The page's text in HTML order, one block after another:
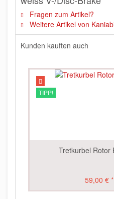
Fragen zum Artikel?
Weitere Artikel von
Kunden kauften auch
TIPP!
Tretkurbel Rotor
59,00 € *